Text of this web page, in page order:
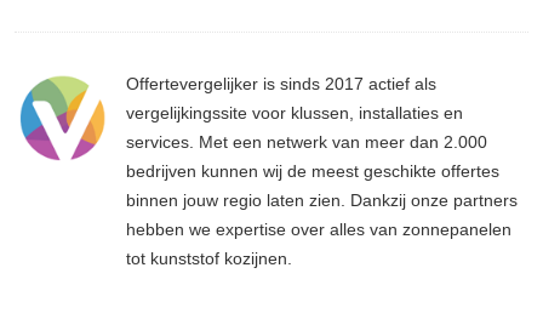
Offertevergelijker is sinds 2017 actief als
vergelijkingssite voor klussen, installaties en
services. Met een netwerk van meer dan 2.000
bedrijven kunnen wij de meest geschikte offertes
binnen jouw regio laten zien. Dankzij onze partners
hebben we expertise over alles van zonnepanelen
tot kunststof kozijnen.